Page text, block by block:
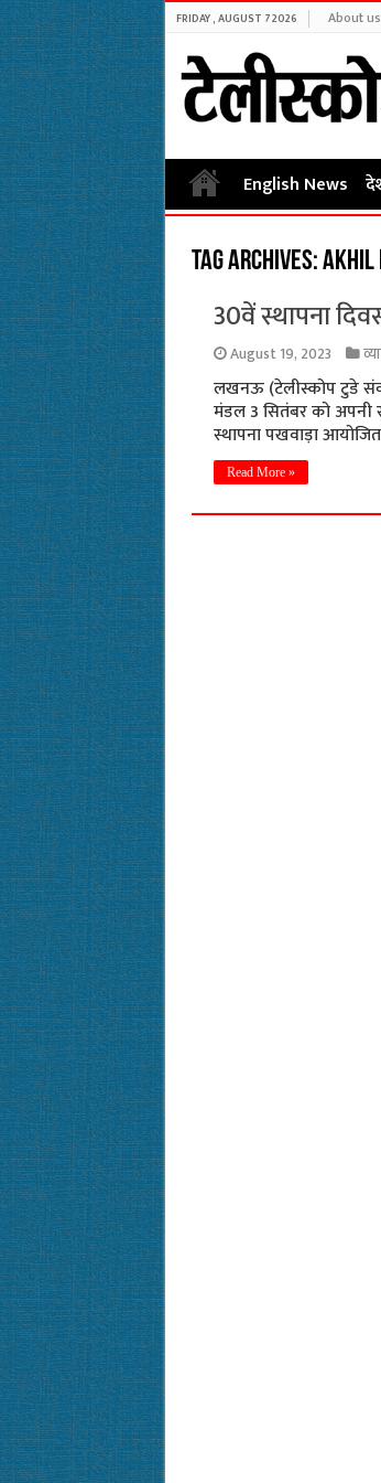
FRIDAY , AUGUST 7 2026 About us
English News
Tag Archives:Akhil
30वें स्थापना
August 19, 2023
लखनऊ (टेलीस्कोप टुडे
मंडल 3 सितंबर को अपनी
स्थापना पखवाड़ा
Read More »